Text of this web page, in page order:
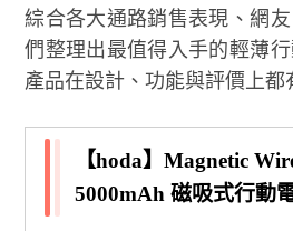
綜合各大通路銷售表現、網
們整理出最值得入手的輕薄
產品在設計、功能與評價上都
【hoda】Magnetic
5000mAh 磁吸式行動